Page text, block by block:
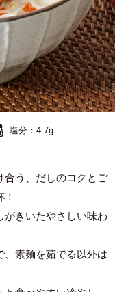
塩分： 4.7g
合う、だしのコクとご
がきいたやさしい味わ
、素麺を茹でる以外は